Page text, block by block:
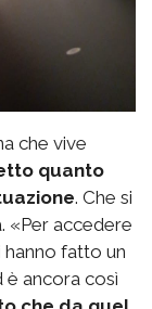
che vive
quanto
. Che si
«Per accedere
fatto un
è ancora così